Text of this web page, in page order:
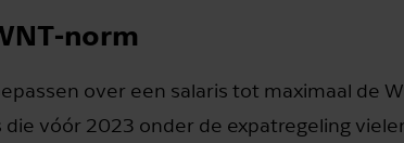
over een salaris tot maximaal de
vóór 2023 onder de expatregeling